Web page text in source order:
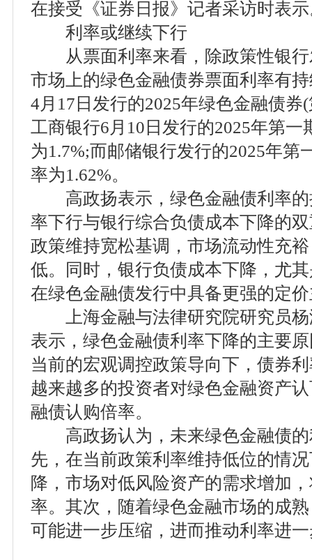
在接受《证券日报》记者采访时表
利率或继续下行
从票面利率来看，除政策性银行
市场上的绿色金融债券票面利率有
4月17日发行的2025年绿色金融债券
工商银行6月10日发行的2025年第
为1.7%;而邮储银行发行的2025年第
率为1.62%。
高政扬表示，绿色金融债利率的
率下行与银行综合负债成本下降的
政策维持宽松基调，市场流动性充
低。同时，银行负债成本下降，尤
在绿色金融债发行中具备更强的定
上海金融与法律研究院研究员杨
表示，绿色金融债利率下降的主要
当前的宏观调控政策导向下，债券
越来越多的投资者对绿色金融资产
融债认购倍率。
高政扬认为，未来绿色金融债的
先，在当前政策利率维持低位的情
降，市场对低风险资产的需求增加
率。其次，随着绿色金融市场的成
可能进一步压缩，进而推动利率进